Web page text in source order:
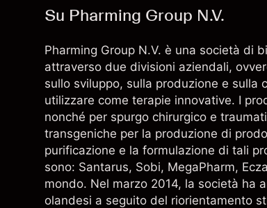
Su Pharming Group N.V.
Pharming Group N.V. è una società di
attraverso due divisioni aziendali,
sullo sviluppo, sulla produzione e sulla
utilizzare come terapie innovative. I
nonché per spurgo chirurgico e
transgeniche per la produzione di
purificazione e la formulazione di tali
sono: Santarus, Sobi, MegaPharm,
mondo. Nel marzo 2014, la società ha
olandesi a seguito del riorientamento